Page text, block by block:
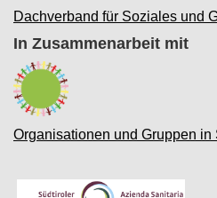
Dachverband für Soziales und
In Zusammenarbeit mit
Organisationen und Gruppen in